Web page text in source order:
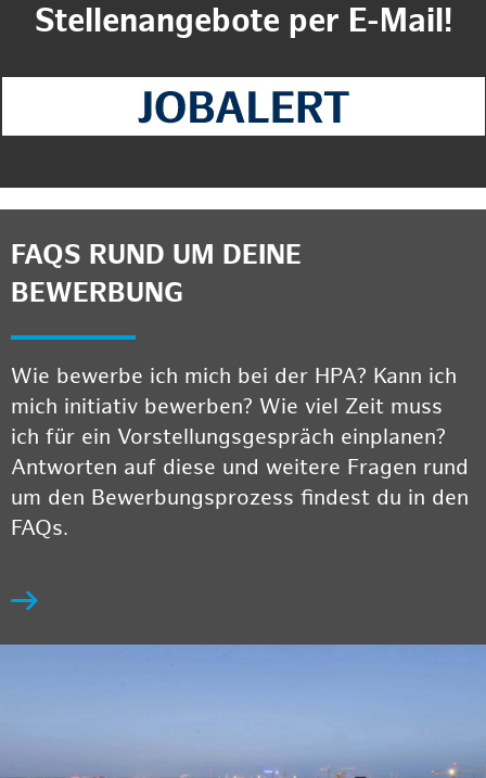
Stellenangebote per E-Mail!
FAQS RUND UM DEINE
BEWERBUNG
Wie bewerbe ich mich bei der HPA? Kann ich
mich initiativ bewerben? Wie viel Zeit muss
ich für ein Vorstellungsgespräch einplanen?
Antworten auf diese und weitere Fragen rund
um den Bewerbungsprozess findest du in den
FAQs.